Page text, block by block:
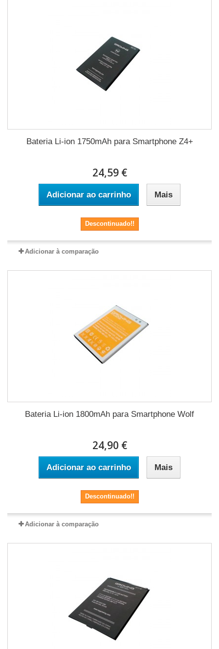
Bateria Li-ion 1750mAh para Smartphone Z4+
24,59 €
Adicionar ao carrinho Mais
Descontinuado!!
Adicionar à comparação
Bateria Li-ion 1800mAh para Smartphone Wolf
24,90 €
Adicionar ao carrinho Mais
Descontinuado!!
Adicionar à comparação